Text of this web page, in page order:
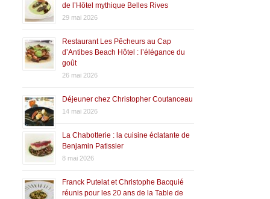
de l’Hôtel mythique Belles Rives
29 mai 2026
Restaurant Les Pêcheurs au Cap
d’Antibes Beach Hôtel : l’élégance du
goût
26 mai 2026
Déjeuner chez Christopher Coutanceau
14 mai 2026
La Chabotterie : la cuisine éclatante de
Benjamin Patissier
8 mai 2026
Franck Putelat et Christophe Bacquié
réunis pour les 20 ans de la Table de